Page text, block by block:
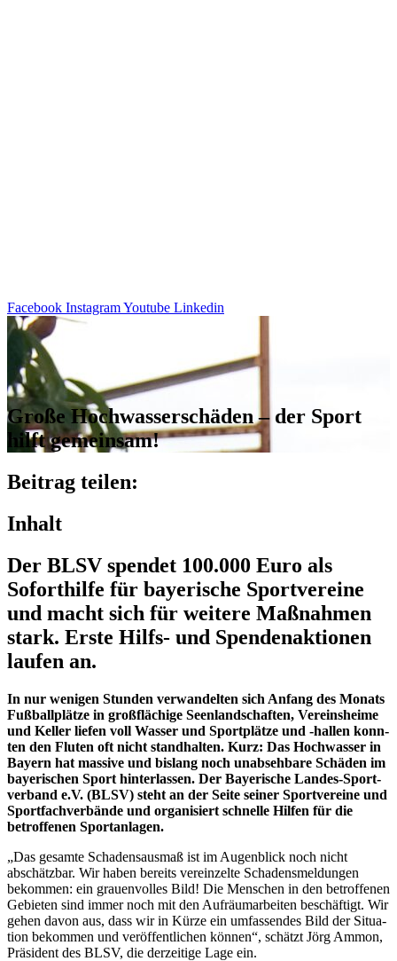
Facebook InstagramYoutube Linkedin
Große Hoch­was­ser­schä­den – der Sport
hilft gemeinsam!
Beitrag teilen:
Inhalt
Der BLSV spen­det 100.000 Euro als
Sofort­hilfe für baye­ri­sche Sport­ver­eine
und macht sich für weitere Maßnah­men
stark. Erste Hilfs- und Spen­den­ak­tio­nen
laufen an.
In nur weni­gen Stun­den verwan­del­ten sich Anfang des Monats
Fußball­plätze in groß­flä­chige Seen­land­schaf­ten, Vereins­heime
und Keller liefen voll Wasser und Sport­plätze und ‑hallen konn­
ten den Fluten oft nicht stand­hal­ten. Kurz: Das Hoch­was­ser in
Bayern hat massive und bislang noch unab­seh­bare Schä­den im
baye­ri­schen Sport hinter­las­sen. Der Baye­ri­sche Landes-Sport­
ver­band e.V. (BLSV) steht an der Seite seiner Sport­ver­eine und
Sport­fach­ver­bände und orga­ni­siert schnelle Hilfen für die
betrof­fe­nen Sportanlagen.
„Das gesamte Scha­dens­aus­maß ist im Augen­blick noch nicht
abschätz­bar. Wir haben bereits verein­zelte Scha­dens­mel­dun­gen
bekom­men: ein grau­en­vol­les Bild! Die Menschen in den betrof­fe­nen
Gebie­ten sind immer noch mit den Aufräum­ar­bei­ten beschäf­tigt. Wir
gehen davon aus, dass wir in Kürze ein umfas­sen­des Bild der Situa­
tion bekom­men und veröf­fent­li­chen können“, schätzt Jörg Ammon,
Präsi­dent des BLSV, die derzei­tige Lage ein.